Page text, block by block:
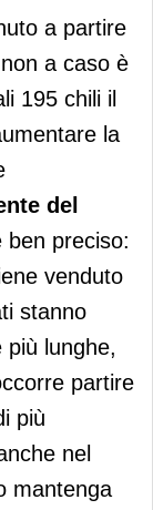
a partire
a caso è
195 chili il
la
del
ben preciso:
venduto
stanno
lunghe,
partire
più
nel
mantenga